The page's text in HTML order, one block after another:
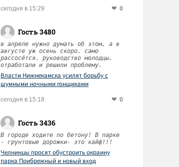
сегодня в 15:29 0
Гость 3480
в апреле нужно думать об этом, а в
августе уж осень скоро. само
рассосётся. руководство молодцы.
отработали и решили проблему.
Власти Нижнекамска усилят борьбу с
шумными ночными гонщиками
сегодня в 15:18 0
Гость 3436
В городе ходите по бетону! В парке
- грунтовые дорожки- это кайф!!!
Челнинцы просят обустроить окраину
парка Прибрежный и новый вход